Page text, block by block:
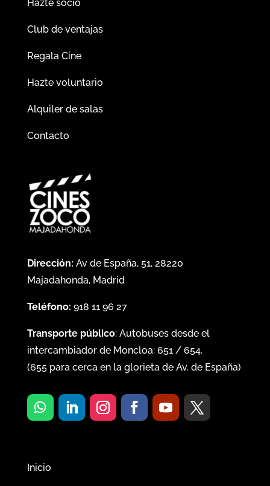
Hazte socio
Club de ventajas
Regala Cine
Hazte voluntario
Alquiler de salas
Contacto
Dirección: Av de España, 51, 28220
Majadahonda, Madrid
Teléfono: 918 11 96 27
Transporte público: Autobuses desde el
intercambiador de Moncloa: 651/ 654.
(655para cerca en la glorieta de Av. de España)
Inicio